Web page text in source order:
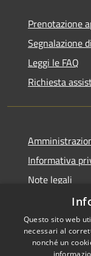
Prenotazione
Segnalazione
Leggi le FAQ
Richiesta
Informativa
Note legali
Dichiarazione
Questo sito web
necessari al
nonché un